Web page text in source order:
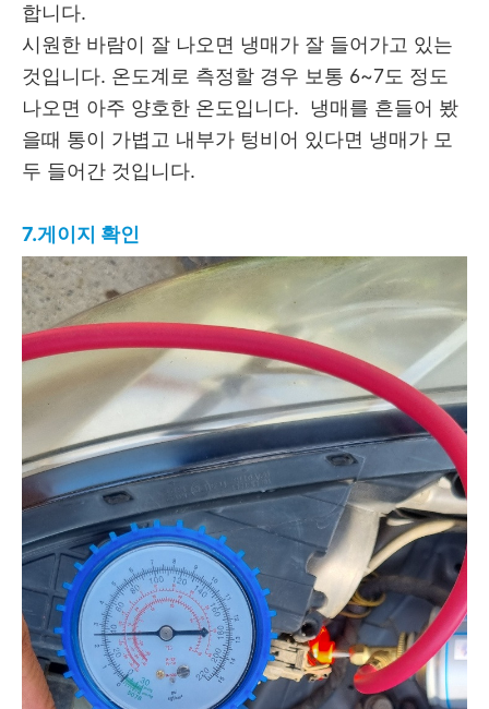
합니다.
시원한 바람이 잘 나오면 냉매가 잘 들어가고 있는
것입니다. 온도계로 측정할 경우 보통 6~7도 정도
나오면 아주 양호한 온도입니다. 냉매를 흔들어 봤
을때 통이 가볍고 내부가 텅비어 있다면 냉매가 모
두 들어간 것입니다.
7.게이지 확인